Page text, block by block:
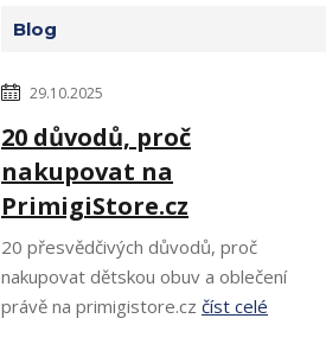
Blog
29.10.2025
20 důvodů, proč
nakupovat na
PrimigiStore.cz
20 přesvědčivých důvodů, proč
nakupovat dětskou obuv a oblečení
právě na primigistore.cz číst celé